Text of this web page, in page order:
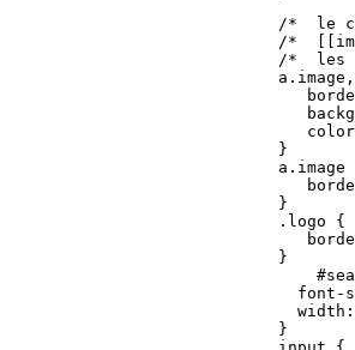
/*  le
/*
/*
    }
a.image
    }
    .logo {
    }
font-
    }